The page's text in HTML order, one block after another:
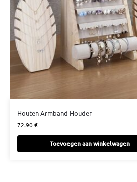
Houten Armband Houder
72.90€
Toevoegen aan winkelwagen